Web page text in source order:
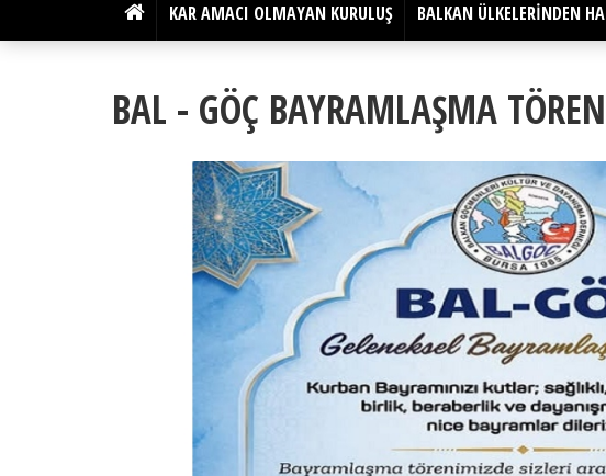
KAR AMACI OLMAYAN KURULUŞ BALKAN ÜLKELERİNDEN
BAL - GÖÇ BAYRAMLAŞMA